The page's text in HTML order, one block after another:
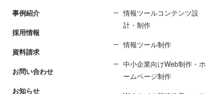
事例紹介
採用情報
資料請求
お問い合わせ
お知らせ
情報ツールコンテンツ設
計・制作
情報ツール制作
中小企業向けWeb制作・ホ
ームページ制作